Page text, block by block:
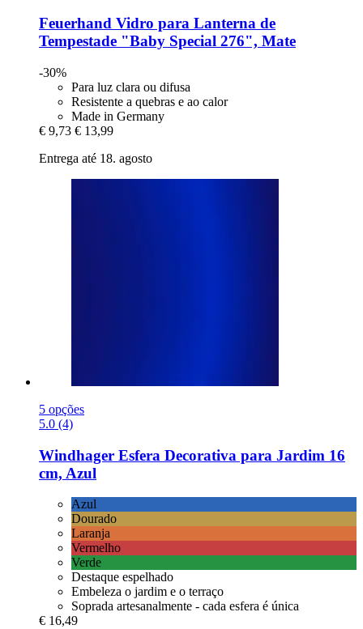
Feuerhand Vidro para Lanterna de
Tempestade "Baby Special 276", Mate
-30%
Para luz clara ou difusa
Resistente a quebras e ao calor
Made in Germany
€ 9,73 € 13,99
Entrega até 18. agosto
5 opções
5.0 (4)
Windhager Esfera Decorativa para Jardim 16
cm, Azul
Azul
Dourado
Laranja
Vermelho
Verde
Destaque espelhado
Embeleza o jardim e o terraço
Soprada artesanalmente - cada esfera é única
€ 16,49